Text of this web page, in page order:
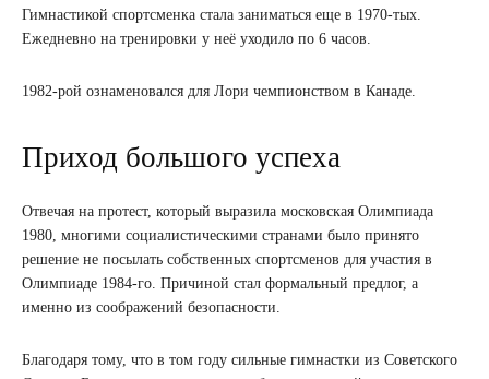
Гимнастикой спортсменка стала заниматься еще в 1970-тых.
Ежедневно на тренировки у неё уходило по 6 часов.
1982-рой ознаменовался для Лори чемпионством в Канаде.
Приход большого успеха
Отвечая на протест, который выразила московская Олимпиада
1980, многими социалистическими странами было принято
решение не посылать собственных спортсменов для участия в
Олимпиаде 1984-го. Причиной стал формальный предлог, а
именно из соображений безопасности.
Благодаря тому, что в том году сильные гимнастки из Советского